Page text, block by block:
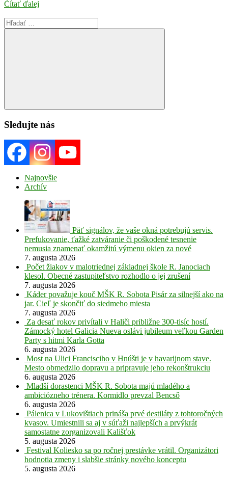
Čítať ďalej
Search
for:
Search
Sledujte nás
Najnovšie
Archív
Päť signálov, že vaše okná potrebujú servis.
Prefukovanie, ťažké zatváranie či poškodené tesnenie
nemusia znamenať okamžitú výmenu okien za nové
7. augusta 2026
Počet žiakov v malotriednej základnej škole R. Janociach
klesol. Obecné zastupiteľstvo rozhodlo o jej zrušení
7. augusta 2026
Káder považuje kouč MŠK R. Sobota Pisár za silnejší ako na
jar. Cieľ je skončiť do siedmeho miesta
7. augusta 2026
Za desať rokov privítali v Haliči približne 300-tisíc hostí.
Zámocký hotel Galicia Nueva oslávi jubileum veľkou Garden
Party s hitmi Karla Gotta
6. augusta 2026
Most na Ulici Francisciho v Hnúšti je v havarijnom stave.
Mesto obmedzilo dopravu a pripravuje jeho rekonštrukciu
6. augusta 2026
Mladší dorastenci MŠK R. Sobota majú mladého a
ambiciózneho trénera. Kormidlo prevzal Bencső
6. augusta 2026
Pálenica v Lukovištiach prináša prvé destiláty z tohtoročných
kvasov. Umiestnili sa aj v súťaži najlepších a prvýkrát
samostatne zorganizovali Kališťok
5. augusta 2026
Festival Koliesko sa po ročnej prestávke vrátil. Organizátori
hodnotia zmeny i slabšie stránky nového konceptu
5. augusta 2026